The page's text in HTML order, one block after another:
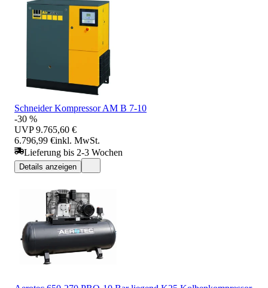
Schneider Kompressor AM B 7-10
-30 %
UVP 9.765,60 €
6.796,99 €inkl. MwSt.
Lieferung bis 2-3 Wochen
Details anzeigen